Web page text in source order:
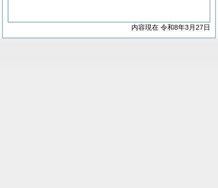
内容現在 令和8年3月27日